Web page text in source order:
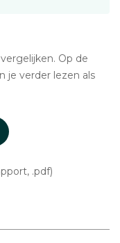
Op de
je verder lezen als
.pdf)